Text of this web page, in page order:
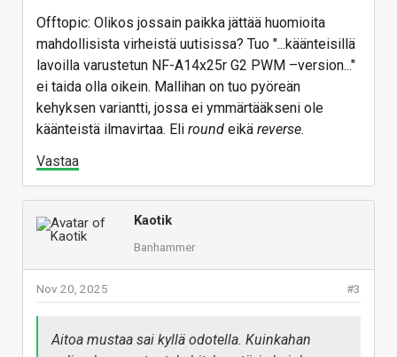
Offtopic: Olikos jossain paikka jättää huomioita
mahdollisista virheistä uutisissa? Tuo "...käänteisillä
lavoilla varustetun NF-A14x25r G2 PWM –version..."
ei taida olla oikein. Mallihan on tuo pyöreän
kehyksen variantti, jossa ei ymmärtääkseni ole
käänteistä ilmavirtaa. Eli round eikä reverse.
Vastaa
Kaotik
Banhammer
#3
Nov 20, 2025
Aitoa mustaa sai kyllä odotella. Kuinkahan